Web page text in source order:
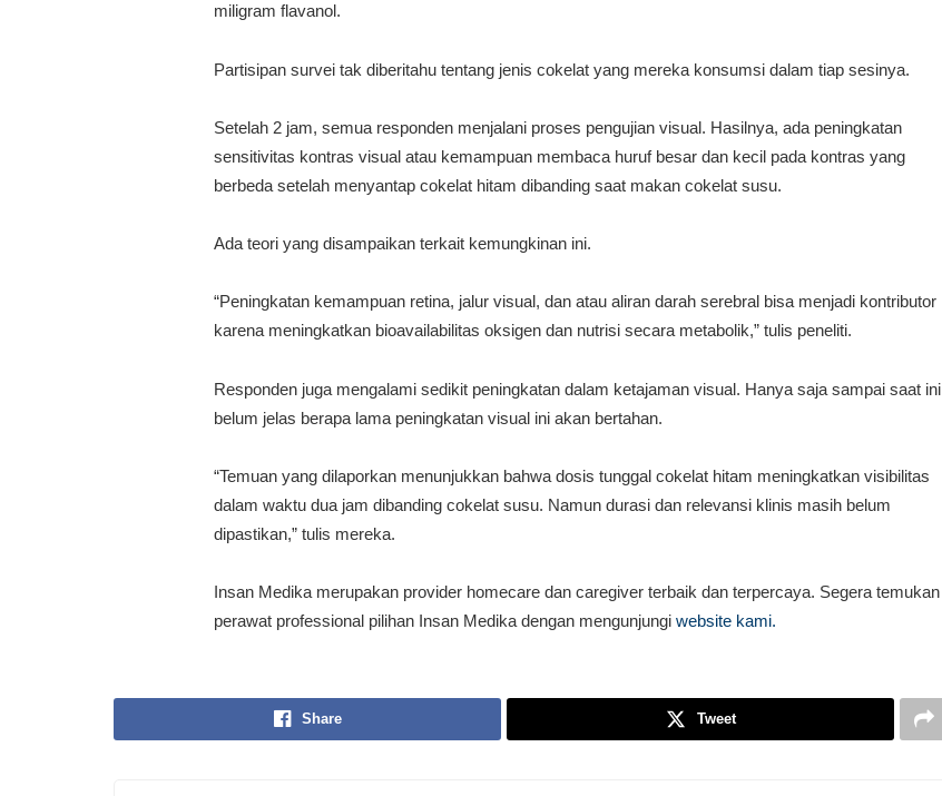
miligram flavanol.
Partisipan survei tak diberitahu tentang jenis cokelat yang mereka konsumsi dalam tiap sesinya.
Setelah 2 jam, semua responden menjalani proses pengujian visual. Hasilnya, ada peningkatan
sensitivitas kontras visual atau kemampuan membaca huruf besar dan kecil pada kontras yang
berbeda setelah menyantap cokelat hitam dibanding saat makan cokelat susu.
Ada teori yang disampaikan terkait kemungkinan ini.
“Peningkatan kemampuan retina, jalur visual, dan atau aliran darah serebral bisa menjadi kontributor
karena meningkatkan bioavailabilitas oksigen dan nutrisi secara metabolik,” tulis peneliti.
Responden juga mengalami sedikit peningkatan dalam ketajaman visual. Hanya saja sampai saat ini
belum jelas berapa lama peningkatan visual ini akan bertahan.
“Temuan yang dilaporkan menunjukkan bahwa dosis tunggal cokelat hitam meningkatkan visibilitas
dalam waktu dua jam dibanding cokelat susu. Namun durasi dan relevansi klinis masih belum
dipastikan,” tulis mereka.
Insan Medika merupakan provider homecare dan caregiver terbaik dan terpercaya. Segera temukan
perawat professional pilihan Insan Medika dengan mengunjungi website kami.
Share Tweet